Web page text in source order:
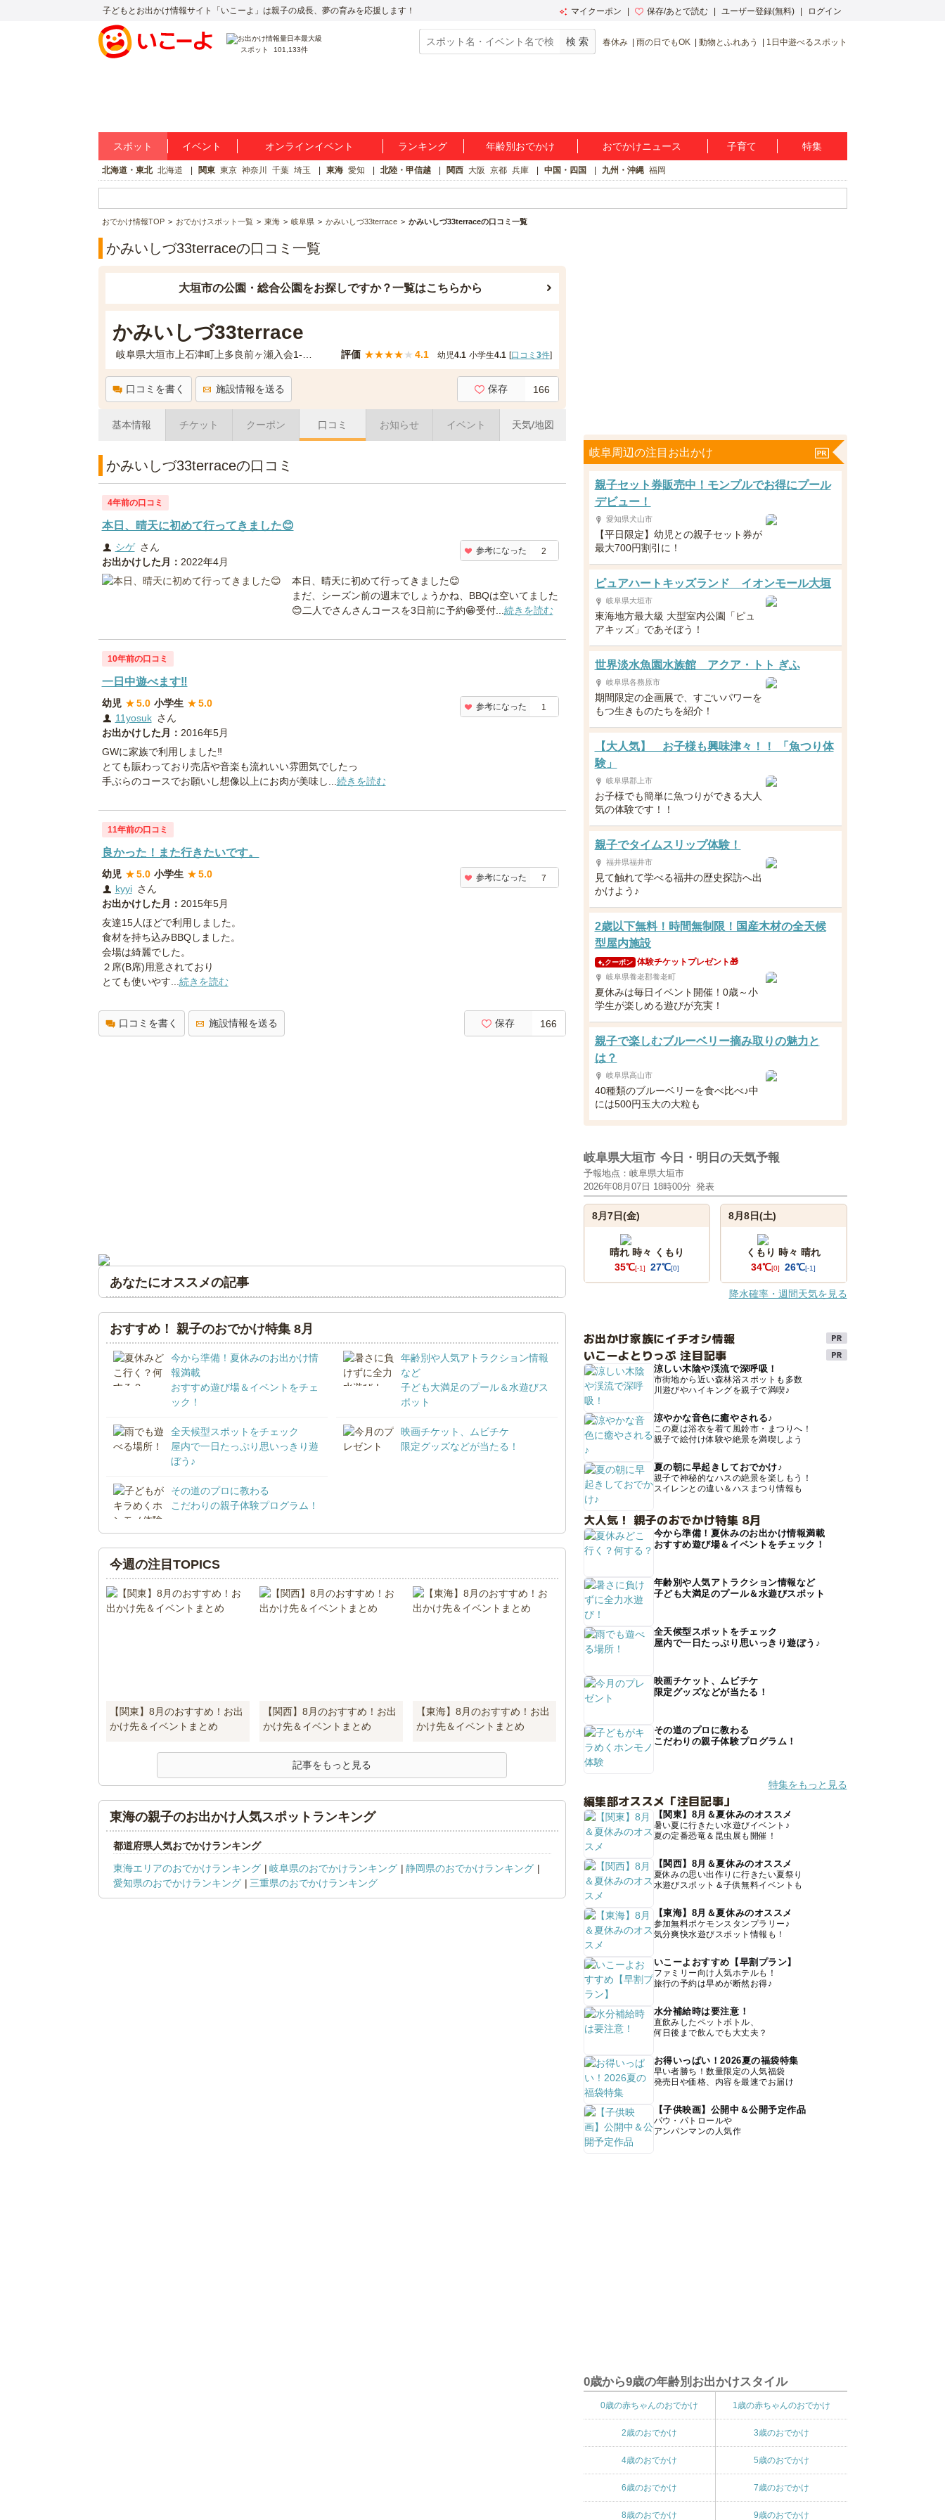
子どもとお出かけ情報サイト「いこーよ」は親子の成長、夢の育みを応援します！ マイクーポン 保存/あとで読む ユーザー登録(無料) ログイン
スポット 101,133件
春休み 雨の日でもOK 動物とふれあう 1日中遊べるスポット
スポット イベント オンラインイベント ランキング 年齢別おでかけ おでかけニュース 子育て 特集
北海道・東北 北海道 関東 東京 神奈川 千葉 埼玉 東海 愛知 北陸・甲信越 関西 大阪 京都 兵庫 中国・四国 九州・沖縄 福岡
おでかけ情報TOP おでかけスポット一覧 東海 岐阜県 かみいしづ33terrace かみいしづ33terraceの口コミ一覧
かみいしづ33terraceの口コミ一覧
大垣市の公園・総合公園をお探しですか？一覧はこちらから
かみいしづ33terrace
評価 ★★★★★ 4.1 幼児4.1 小学生4.1 [口コミ 3件]
口コミを書く 施設情報を送る 保存 166
基本情報 チケット クーポン 口コミ お知らせ イベント 天気/地図
かみいしづ33terraceの口コミ
4年前の口コミ
本日、晴天に初めて行ってきました😊
シゲ さん
お出かけした月： 2022年4月
参考になった 2
本日、晴天に初めて行ってきました😊
まだ、シーズン前の週末でしょうかね、BBQは空いてました
😊二人でさんさんコースを3日前に予約😁受付... 続きを読む
10年前の口コミ
一日中遊べます‼︎
幼児 ★5.0 小学生 ★5.0
11yosuk さん
お出かけした月： 2016年5月
参考になった 1
GWに家族で利用しました‼︎
とても賑わっており売店や音楽も流れいい雰囲気でしたっ
手ぶらのコースでお願いし想像以上にお肉が美味し... 続きを読む
11年前の口コミ
良かった！また行きたいです。
幼児 ★5.0 小学生 ★5.0
kyyi さん
お出かけした月： 2015年5月
参考になった 7
友達15人ほどで利用しました。
食材を持ち込みBBQしました。
会場は綺麗でした。
２席(B席)用意されており
とても使いやす... 続きを読む
口コミを書く 施設情報を送る 保存 166
あなたにオススメの記事
おすすめ！ 親子のおでかけ特集 8月
今から準備！夏休みのお出かけ情
報満載
おすすめ遊び場＆イベントをチェ
ック！
年齢別や人気アトラクション情報
など
子ども大満足のプール＆水遊びス
ポット
全天候型スポットをチェック
屋内で一日たっぷり思いっきり遊
ぼう♪
映画チケット、ムビチケ
限定グッズなどが当たる！
その道のプロに教わる
こだわりの親子体験プログラム！
今週の注目TOPICS
【関東】8月のおすすめ！お出
かけ先＆イベントまとめ
【関西】8月のおすすめ！お出
かけ先＆イベントまとめ
【東海】8月のおすすめ！お出
かけ先＆イベントまとめ
記事をもっと見る
東海の親子のお出かけ人気スポットランキング
都道府県人気おでかけランキング
東海エリアのおでかけランキング
岐阜県のおでかけランキング
静岡県のおでかけランキング
愛知県のおでかけランキング
三重県のおでかけランキング
岐阜周辺の注目お出かけ
親子セット券販売中！モンプルでお得にプール
デビュー！
愛知県犬山市
【平日限定】幼児との親子セット券が
最大700円割引に！
ピュアハートキッズランド イオンモール大垣
岐阜県大垣市
東海地方最大級 大型室内公園「ピュ
アキッズ」であそぼう！
世界淡水魚園水族館 アクア・トト ぎふ
岐阜県各務原市
期間限定の企画展で、すごいパワーを
もつ生きものたちを紹介！
【大人気】 お子様も興味津々！！ 「魚つり体
験」
岐阜県郡上市
お子様でも簡単に魚つりができる大人
気の体験です！！
親子でタイムスリップ体験！
福井県福井市
見て触れて学べる福井の歴史探訪へ出
かけよう♪
2歳以下無料！時間無制限！国産木材の全天候
型屋内施設
クーポン 体験チケットプレゼント🎁
岐阜県養老郡養老町
夏休みは毎日イベント開催！0歳～小
学生が楽しめる遊びが充実！
親子で楽しむブルーベリー摘み取りの魅力と
は？
岐阜県高山市
40種類のブルーベリーを食べ比べ♪中
には500円玉大の大粒も
岐阜県大垣市 今日・明日の天気予報
予報地点：岐阜県大垣市
2026年08月07日 18時00分 発表
8月7日(金)
晴れ 時々 くもり
35℃[-1] 27℃[0]
8月8日(土)
くもり 時々 晴れ
34℃[0] 26℃[-1]
降水確率・週間天気を見る
お出かけ家族にイチオシ情報
いこーよとりっぷ 注目記事
涼しい木陰や渓流で深呼吸！
市街地から近い森林浴スポットも多数
川遊びやハイキングを親子で満喫♪
涼やかな音色に癒やされる♪
この夏は浴衣を着て風鈴市・まつりへ！
親子で絵付け体験や絶景を満喫しよう
夏の朝に早起きしておでかけ♪
親子で神秘的なハスの絶景を楽しもう！
スイレンとの違い＆ハスまつり情報も
大人気！ 親子のおでかけ特集 8月
今から準備！夏休みのお出かけ情報満載
おすすめ遊び場＆イベントをチェック！
年齢別や人気アトラクション情報など
子ども大満足のプール＆水遊びスポット
全天候型スポットをチェック
屋内で一日たっぷり思いっきり遊ぼう♪
映画チケット、ムビチケ
限定グッズなどが当たる！
その道のプロに教わる
こだわりの親子体験プログラム！
特集をもっと見る
編集部オススメ「注目記事」
【関東】8月＆夏休みのオススメ
暑い夏に行きたい水遊びイベント♪
夏の定番恐竜＆昆虫展も開催！
【関西】8月＆夏休みのオススメ
夏休みの思い出作りに行きたい夏祭り
水遊びスポット＆子供無料イベントも
【東海】8月＆夏休みのオススメ
参加無料ポケモンスタンプラリー♪
気分爽快水遊びスポット情報も！
いこーよおすすめ【早割プラン】
ファミリー向け人気ホテルも！
旅行の予約は早めが断然お得♪
水分補給時は要注意！
直飲みしたペットボトル、
何日後まで飲んでも大丈夫？
お得いっぱい！2026夏の福袋特集
早い者勝ち！数量限定の人気福袋
発売日や価格、内容を最速でお届け
【子供映画】公開中＆公開予定作品
パウ・パトロールや
アンパンマンの人気作
0歳から9歳の年齢別お出かけスタイル
0歳の赤ちゃんのおでかけ 1歳の赤ちゃんのおでかけ
2歳のおでかけ 3歳のおでかけ
4歳のおでかけ 5歳のおでかけ
6歳のおでかけ 7歳のおでかけ
8歳のおでかけ 9歳のおでかけ